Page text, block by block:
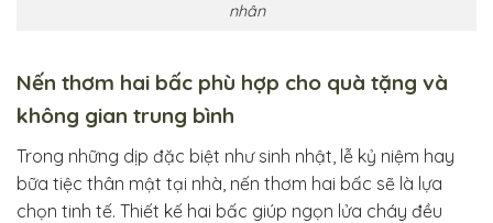
nhân
Nến thơm hai bấc phù hợp cho quà tặng và
không gian trung bình
Trong những dịp đặc biệt như sinh nhật, lễ kỷ niệm hay
bữa tiệc thân mật tại nhà, nến thơm hai bấc sẽ là lựa
chọn tinh tế. Thiết kế hai bấc giúp ngọn lửa cháy đều